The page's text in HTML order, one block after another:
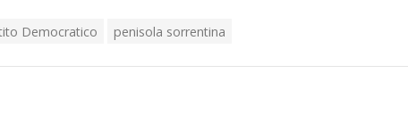
Democratico penisola sorrentina